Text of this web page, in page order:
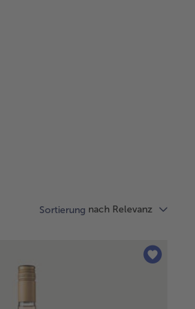
Sortierung nach Relevanz